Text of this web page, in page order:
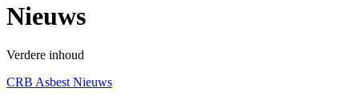
Nieuws
Verdere inhoud
CRB Asbest Nieuws